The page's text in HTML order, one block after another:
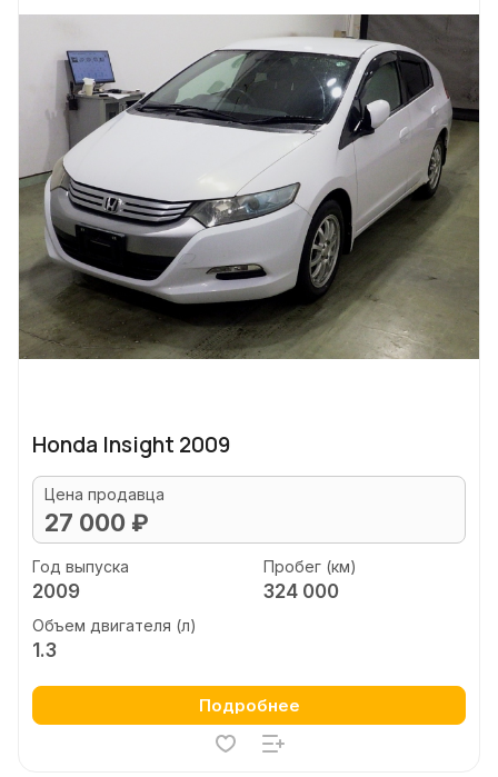
Honda Insight 2009
Цена продавца
27 000 ₽
Год выпуска
2009
Пробег (км)
324 000
Объем двигателя (л)
1.3
Подробнее